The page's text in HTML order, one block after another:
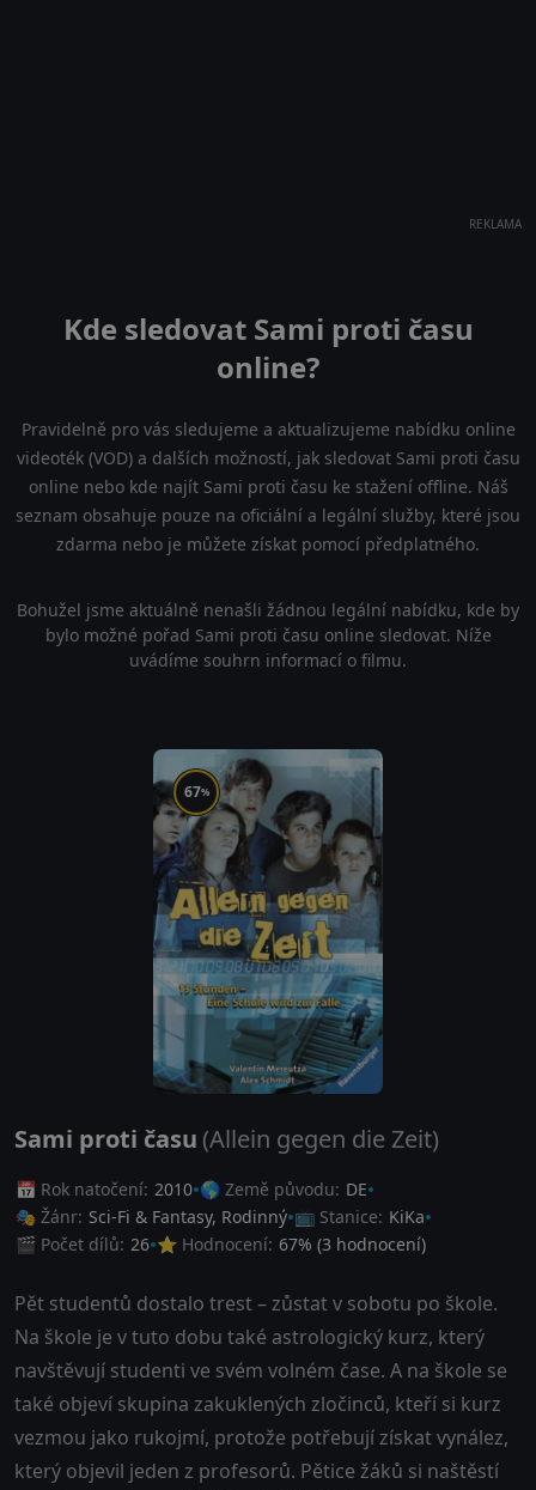
REKLAMA
Kde sledovat Sami proti času
online?
Pravidelně pro vás sledujeme a aktualizujeme nabídku online
videoték (VOD) a dalších možností, jak sledovat Sami proti času
online nebo kde najít Sami proti času ke stažení offline. Náš
seznam obsahuje pouze na oficiální a legální služby, které jsou
zdarma nebo je můžete získat pomocí předplatného.
Bohužel jsme aktuálně nenašli žádnou legální nabídku, kde by
bylo možné pořad Sami proti času online sledovat. Níže
uvádíme souhrn informací o filmu.
67%
Sami proti času (Allein gegen die Zeit)
📅 Rok natočení: 2010 🌎 Země původu: DE
🎭 Žánr: Sci-Fi & Fantasy, Rodinný 📺 Stanice: KiKa
🎬 Počet dílů: 26 ⭐ Hodnocení: 67% (3 hodnocení)
Pět studentů dostalo trest – zůstat v sobotu po škole.
Na škole je v tuto dobu také astrologický kurz, který
navštěvují studenti ve svém volném čase. A na škole se
také objeví skupina zakuklených zločinců, kteří si kurz
vezmou jako rukojmí, protože potřebují získat vynález,
který objevil jeden z profesorů. Pětice žáků si naštěstí